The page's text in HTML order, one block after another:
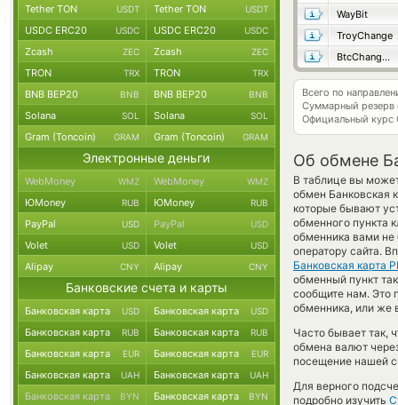
WayBit
TroyChange
BtcChange24
Всего по
Суммарный резерв
Официальный курс
Об обмене
В таблице вы
обмен Банковская
которые бывают
обменного пункта
обменника вами не
оператору сайта.
Банковская карта
обменный пункт
сообщите нам. Это
обменника, или же
Часто бывает так,
обмена валют
посещение нашей
Для верного
подробно изучить
Tether TON USDT Tether TON USDT
USDC ERC20 USDC USDC ERC20 USDC
Zcash ZEC Zcash ZEC
TRON TRX TRON TRX
BNB BEP20 BNB BNB BEP20 BNB
Solana SOL Solana SOL
Gram (Toncoin) GRAM Gram (Toncoin) GRAM
Электронные деньги
WebMoney WMZ WebMoney WMZ
ЮMoney RUB ЮMoney RUB
PayPal USD PayPal USD
Volet USD Volet USD
Alipay CNY Alipay CNY
Банковские счета и карты
Банковская карта USD Банковская карта USD
Банковская карта RUB Банковская карта RUB
Банковская карта EUR Банковская карта EUR
Банковская карта UAH Банковская карта UAH
Банковская карта BYN Банковская карта BYN